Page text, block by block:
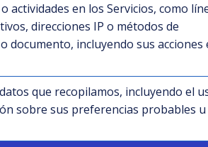
en los Servicios, como
direcciones IP o métodos de
documento, incluyendo sus acciones
que recopilamos, incluyendo el
sobre sus preferencias probables